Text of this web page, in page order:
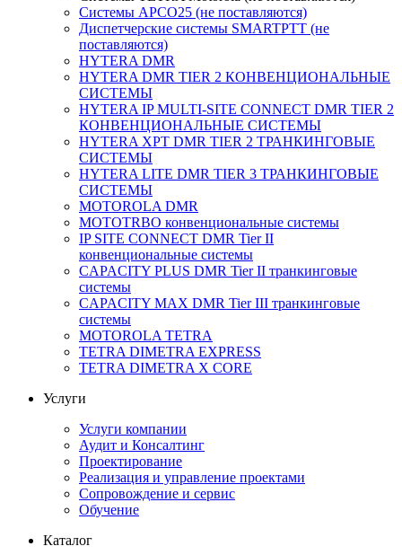
Системы APCO25 (не поставляются)
Диспетчерские системы SMARTPTT (не
поставляются)
HYTERA DMR
HYTERA DMR TIER 2 КОНВЕНЦИОНАЛЬНЫЕ
СИСТЕМЫ
HYTERA IP MULTI-SITE CONNECT DMR TIER 2
КОНВЕНЦИОНАЛЬНЫЕ СИСТЕМЫ
HYTERA XPT DMR TIER 2 ТРАНКИНГОВЫЕ
СИСТЕМЫ
HYTERA LITE DMR TIER 3 ТРАНКИНГОВЫЕ
СИСТЕМЫ
MOTOROLA DMR
MOTOTRBO конвенциональные системы
IP SITE CONNECT DMR Tier II
конвенциональные системы
CAPACITY PLUS DMR Tier II транкинговые
системы
CAPACITY MAX DMR Tier III транкинговые
системы
MOTOROLA TETRA
TETRA DIMETRA EXPRESS
TETRA DIMETRA X CORE
Услуги
Услуги компании
Аудит и Консалтинг
Проектирование
Реализация и управление проектами
Сопровождение и сервис
Обучение
Каталог